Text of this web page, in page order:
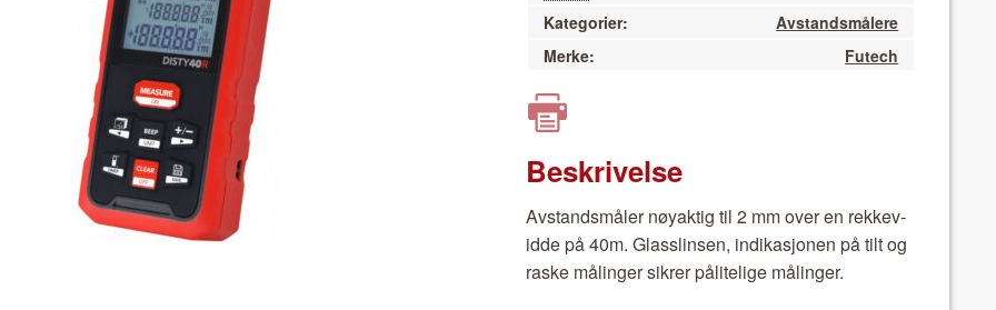
Kategorier:
Avstandsmålere
Merke:
Futech
Beskrivelse
Avs­tandsmåler nøyak­tig til 2 mm over en rekke­v­
id­de på 40m. Glasslin­sen, indikasjo­nen på tilt og
raske målinger sikr­er pålitelige målinger.